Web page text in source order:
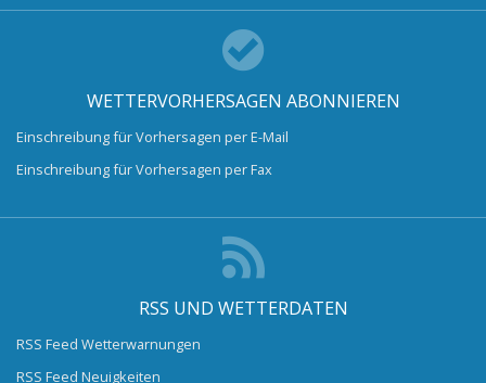
WETTERVORHERSAGEN ABONNIEREN
Einschreibung für Vorhersagen per E-Mail
Einschreibung für Vorhersagen per Fax
RSS UND WETTERDATEN
RSS Feed Wetterwarnungen
RSS Feed Neuigkeiten